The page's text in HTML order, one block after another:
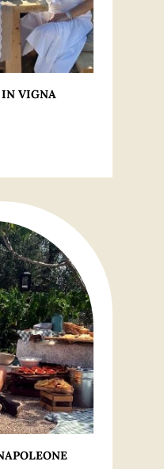
IN VIGNA